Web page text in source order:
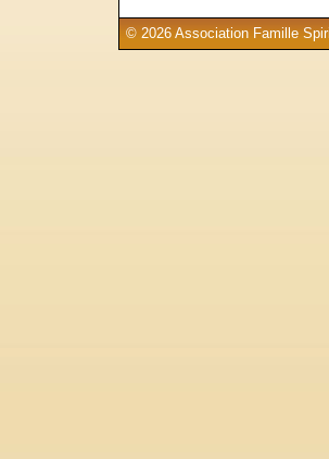
© 2026 Association Famille